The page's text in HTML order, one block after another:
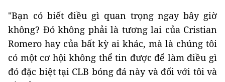
"Bạn có biết điều gì quan trọng ngay bây giờ
không? Đó không phải là tương lai của Cristian
Romero hay của bất kỳ ai khác, mà là chúng tôi
có một cơ hội không thể tin được để làm điều gì
đó đặc biệt tại CLB bóng đá này và đối với tôi và